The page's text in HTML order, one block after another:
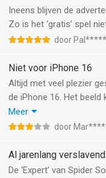
Informatie voor Spider
Aug om 07:19.
Ineens blijven de
Zo is het ‘gratis’ spel
door
Niet voor iPhone 16
Altijd met veel plezier
de iPhone 16. Het
de kaarten verplaatst
Daardoor moet je
Meer
door
Al jarenlang verslavend
De ‘Expert’ van Spider